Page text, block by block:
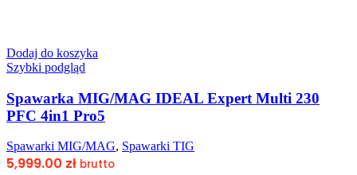
Dodaj do koszyka
Szybki podgląd
Spawarka MIG/MAG IDEAL Expert Multi 230
PFC 4in1 Pro5
Spawarki MIG/MAG, Spawarki TIG
5,999.00 zł brutto